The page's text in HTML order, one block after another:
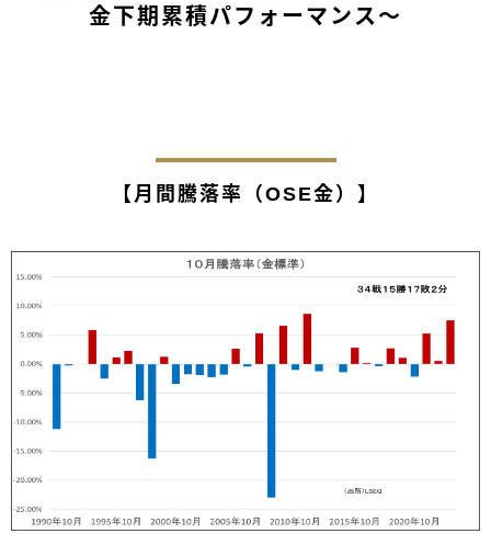
金下期累積パフォーマンス～
【月間騰落率（OSE金）】